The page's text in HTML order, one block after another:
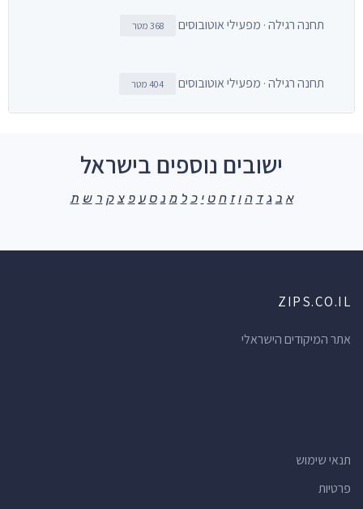
תחנה רגילה · מפעילי אוטובוסים 368 מטר
תחנה רגילה · מפעילי אוטובוסים 404 מטר
ישובים נוספים בישראל
א ב ג ד ה ו ז ח ט י כ ל מ נ ס ע פ צ ק ר ש ת
ZIPS.CO.IL
אתר המיקודים הישראלי
תנאי שימוש
פרטיות